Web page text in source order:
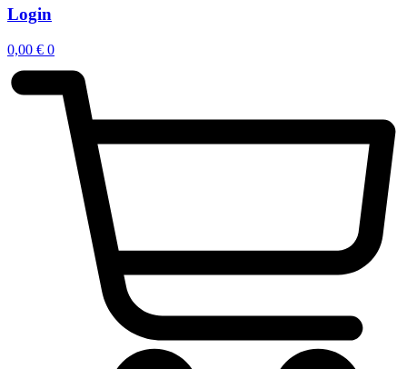
Login
0,00 € 0